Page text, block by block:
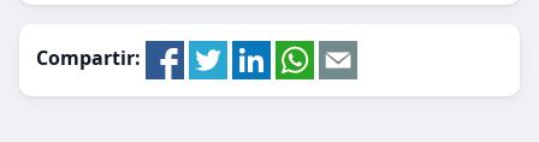
Compartir: